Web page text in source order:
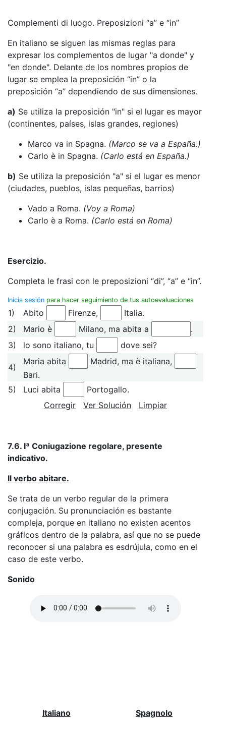
Complementi di luogo. Preposizioni “a” e “in”
En italiano se siguen las mismas reglas para
expresar los complementos de lugar "a donde" y
"en donde". Delante de los nombres propios de
lugar se emplea la preposición “in” o la
preposición “a” dependiendo de sus dimensiones.
a) Se utiliza la preposición "in" si el lugar es mayor
(continentes, países, islas grandes, regiones)
Marco va in Spagna. (Marco se va a España.)
Carlo è in Spagna. (Carlo está en España.)
b) Se utiliza la preposición "a" si el lugar es menor
(ciudades, pueblos, islas pequeñas, barrios)
Vado a Roma. (Voy a Roma)
Carlo è a Roma. (Carlo está en Roma)
Esercizio.
Completa le frasi con le preposizioni “di”, “a” e “in”.
Inicia sesión para hacer seguimiento de tus autoevaluaciones
1) Abito Firenze,
Italia.
2)
Mario è Milano, ma abita a
.
3)
lo sono italiano, tu dove sei?
4)
Maria abita
Madrid, ma è italiana,
Bari.
5)
Luci abita
Portogallo.
Corregir
Ver Solución Limpiar
7.6. Iª Coniugazione regolare, presente
indicativo.
Il verbo abitare.
Se trata de un verbo regular de la primera
conjugación. Su pronunciación es bastante
compleja, porque en italiano no existen acentos
gráficos dentro de la palabra, así que no se puede
reconocer si una palabra es esdrújula, como en el
caso de este verbo.
Sonido
Italiano Spagnolo